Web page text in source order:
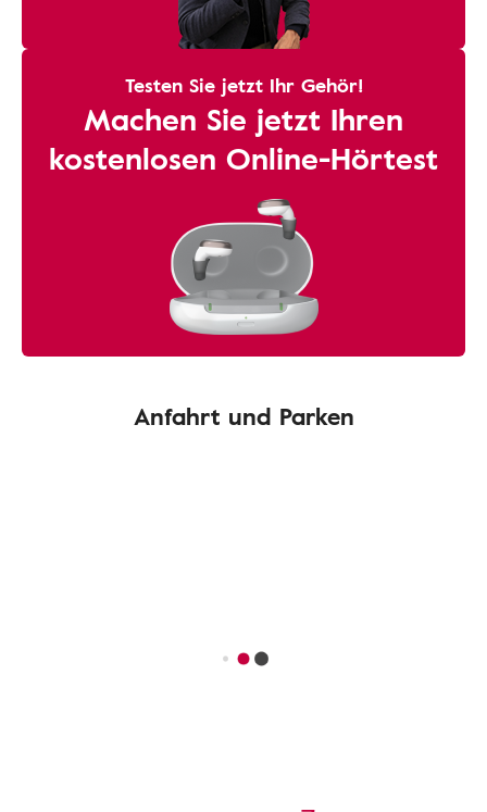
Testen Sie jetzt Ihr Gehör!
Machen Sie jetzt Ihren
kostenlosen Online-Hörtest
Anfahrt und Parken